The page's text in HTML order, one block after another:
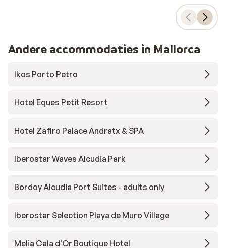
Andere accommodaties in Mallorca
Ikos Porto Petro
Hotel Eques Petit Resort
Hotel Zafiro Palace Andratx & SPA
Iberostar Waves Alcudia Park
Bordoy Alcudia Port Suites - adults only
Iberostar Selection Playa de Muro Village
Melia Cala d'Or Boutique Hotel